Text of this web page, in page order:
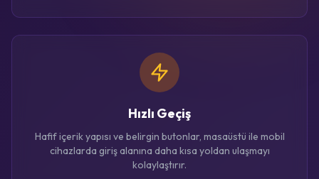
Hızlı Geçiş
Hafif içerik yapısı ve belirgin butonlar, masaüstü ile mobil
cihazlarda giriş alanına daha kısa yoldan ulaşmayı
kolaylaştırır.